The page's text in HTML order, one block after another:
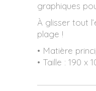
graphiques
À glisser tout
plage !
• Matière
• Taille : 190 x